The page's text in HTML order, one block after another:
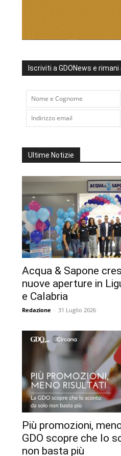
Iscriviti a GDONews e
Ultime Notizie
Acqua & Sapone
nuove aperture in
e Calabria
Redazione - 31 Luglio 2026
Più promozioni,
GDO scopre che lo
non basta più